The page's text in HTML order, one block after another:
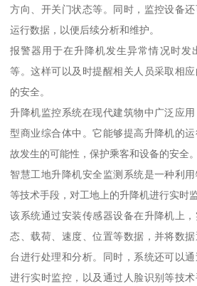
方向、开关门状态等。同时，监控设备
运行数据，以便后续分析和维护。
报警器用于在升降机发生异常情况时发
等。这样可以及时提醒相关人员采取相
的安全。
升降机监控系统在现代建筑物中广泛应
型商业综合体中。它能够提高升降机的
故发生的可能性，保护乘客和设备的安全。
智慧工地升降机安全监测系统是一种利
等技术手段，对工地上的升降机进行实时
该系统通过安装传感器设备在升降机上
态、载荷、速度、位置等数据，并将数
台进行处理和分析。同时，系统还可以
进行实时监控，以及通过人脸识别等技